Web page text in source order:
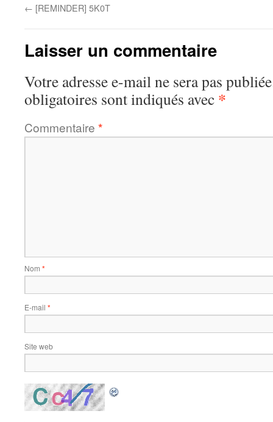
← [REMINDER] 5K0T
Laisser un commentaire
Votre adresse e-mail ne sera pas
obligatoires sont indiqués avec *
Commentaire *
Nom *
E-mail *
Site web